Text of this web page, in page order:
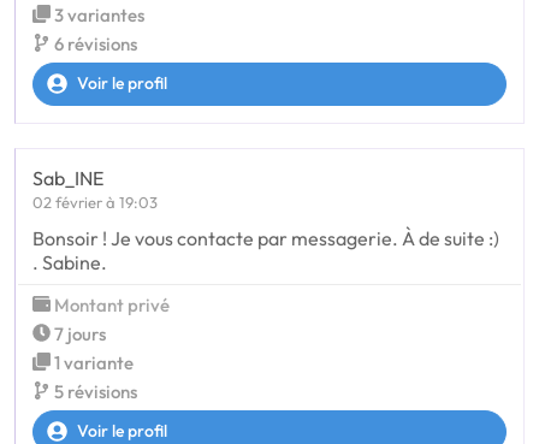
3 variantes
6 révisions
Voir le profil
Sab_INE
02 février à 19:03
Bonsoir ! Je vous contacte par messagerie. À de suite :)
. Sabine.
Montant privé
7 jours
1 variante
5 révisions
Voir le profil